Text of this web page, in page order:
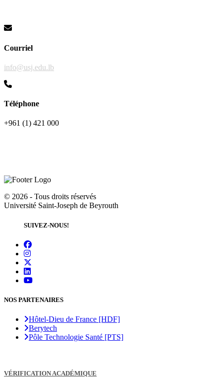
Courriel
info@usj.edu.lb
Téléphone
+961 (1) 421 000
© 2026 - Tous droits réservés
Université Saint-Joseph de Beyrouth
SUIVEZ-NOUS!
NOS PARTENAIRES
Hôtel-Dieu de France [HDF]
Berytech
Pôle Technologie Santé [PTS]
VÉRIFICATION ACADÉMIQUE